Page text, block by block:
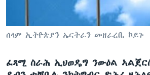
ሰላም ኢትዮጵያን ኤርትራን መዘራረቢ ኮይኑ
ፈጻሚ ስራሕ ኢህወዴግ ንውዕል